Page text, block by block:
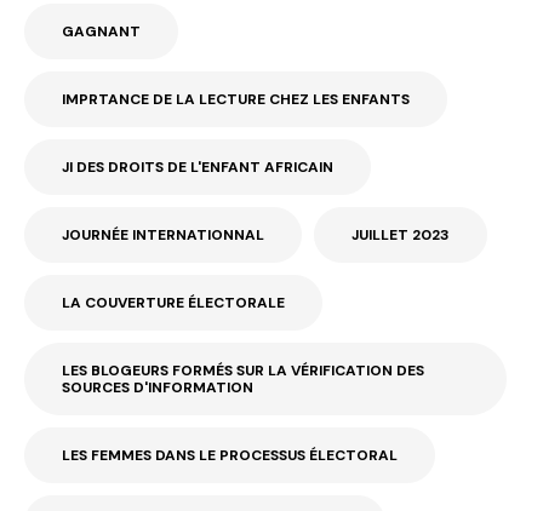
GAGNANT
IMPRTANCE DE LA LECTURE CHEZ LES ENFANTS
JI DES DROITS DE L'ENFANT AFRICAIN
JOURNÉE INTERNATIONNAL JUILLET 2023
LA COUVERTURE ÉLECTORALE
LES BLOGEURS FORMÉS SUR LA VÉRIFICATION DES
SOURCES D'INFORMATION
LES FEMMES DANS LE PROCESSUS ÉLECTORAL